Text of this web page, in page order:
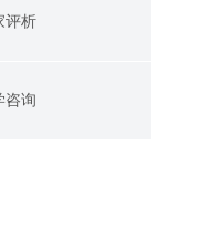
评析
咨询